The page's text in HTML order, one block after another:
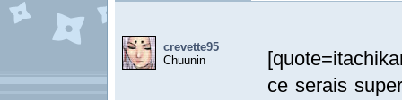
crevette95
Chuunin
ce serais